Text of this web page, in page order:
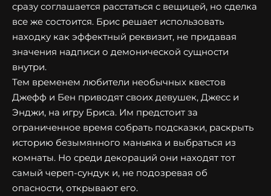
сразу соглашается расстаться с вещицей, но сделка
все же состоится. Брис решает использовать
находку как эффектный реквизит, не придавая
значения надписи о демонической сущности
внутри.
Тем временем любители необычных квестов
Джефф и Бен приводят своих девушек, Джесс и
Энджи, на игру Бриса. Им предстоит за
ограниченное время собрать подсказки, раскрыть
историю безымянного маньяка и выбраться из
комнаты. Но среди декораций они находят тот
самый череп-сундук и, не подозревая об
опасности, открывают его.